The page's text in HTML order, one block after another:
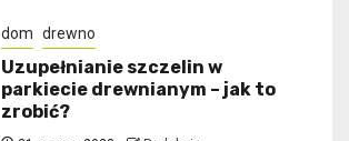
dom drewno
Uzupełnianie szczelin w
parkiecie drewnianym – jak to
zrobić?